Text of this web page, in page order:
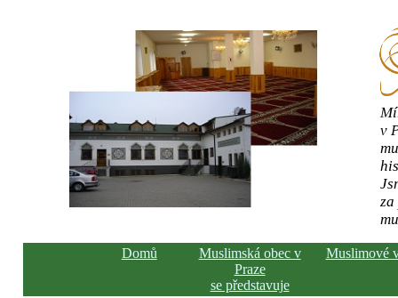
v
Domů
Muslimská obec v
Praze
se představuje
Muslimové